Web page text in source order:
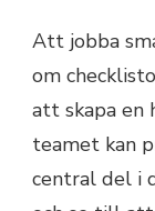
Att jobba
om
att skapa en
teamet kan
central del i